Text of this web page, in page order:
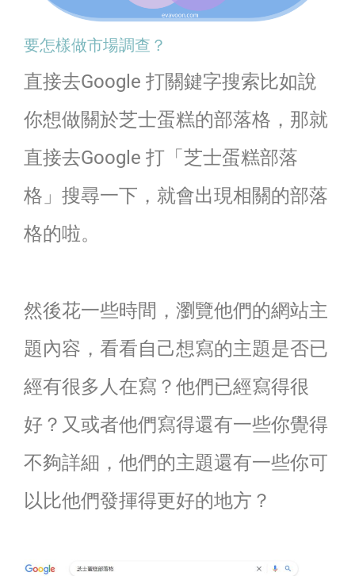
要怎樣做市場調查？
直接去Google 打關鍵字搜索比如說
你想做關於芝士蛋糕的部落格，那就
直接去Google 打「芝士蛋糕部落
格」搜尋一下，就會出現相關的部落
格的啦。
然後花一些時間，瀏覽他們的網站主
題內容，看看自己想寫的主題是否已
經有很多人在寫？他們已經寫得很
好？又或者他們寫得還有一些你覺得
不夠詳細，他們的主題還有一些你可
以比他們發揮得更好的地方？